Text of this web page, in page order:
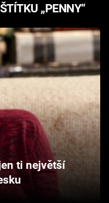
„PENNY“
ti největší